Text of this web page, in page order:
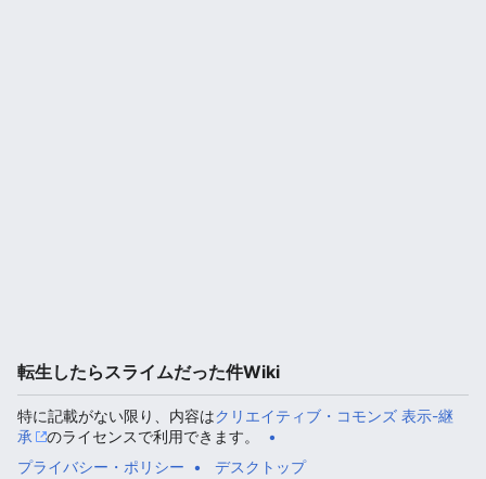
転生したらスライムだった件Wiki
特に記載がない限り、内容はクリエイティブ・コモンズ 表示-継
承
のライセンスで利用できます。
プライバシー・ポリシー
デスクトップ